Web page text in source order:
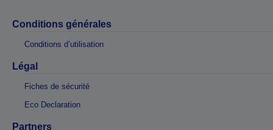
Conditions générales
Conditions d’utilisation
Légal
Fiches de sécurité
Eco Declaration
Partners